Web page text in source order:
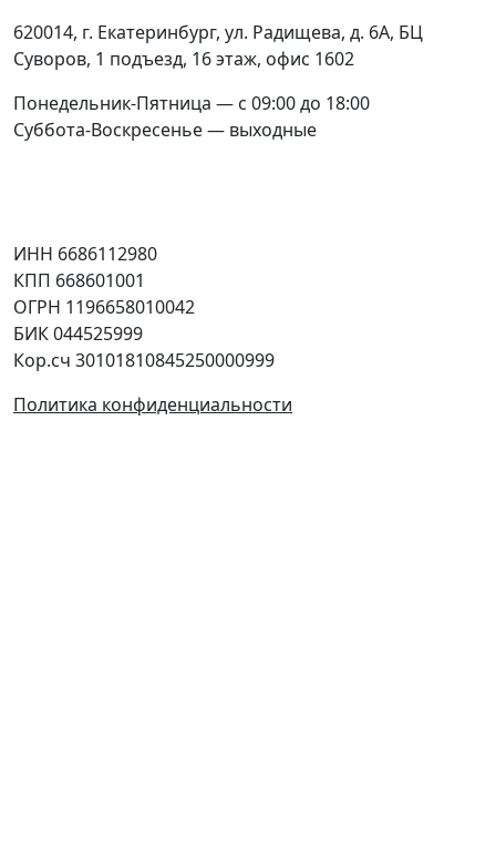
ИНН 6686112980
КПП 668601001
ОГРН 1196658010042
БИК 044525999
Кор.сч 30101810845250000999
Политика конфиденциальности
620014, г. Екатеринбург, ул. Радищева, д. 6А, БЦ
Суворов, 1 подъезд, 16 этаж, офис 1602
Понедельник-Пятница — с 09:00 до 18:00
Суббота-Воскресенье — выходные